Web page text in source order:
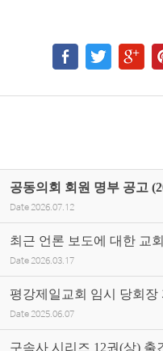
공동의회 회원 명부 공고
Date 2026.07.12
최근 언론 보도에 대한 교
Date 2026.03.17
평강제일교회 임시 당회장
Date 2025.06.07
구속사 시리즈 12권(상) 출